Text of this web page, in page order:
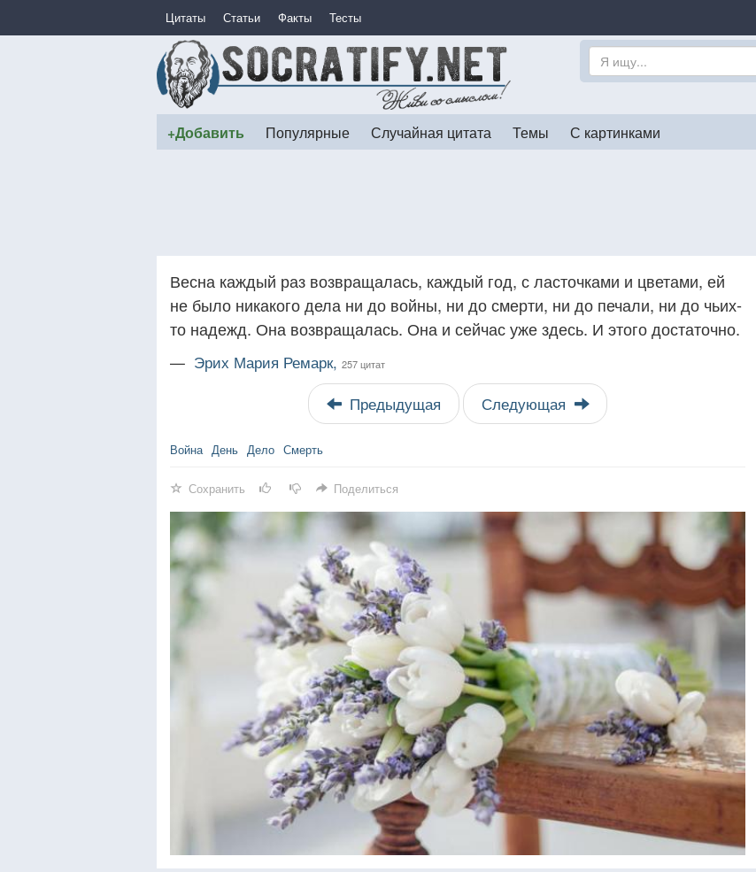
Цитаты Статьи Факты Тесты
+Добавить Популярные Случайная цитата Темы С картинками
Весна каждый раз возвращалась, каждый год, с ласточками и цветами, ей
не было никакого дела ни до войны, ни до смерти, ни до печали, ни до чьих-
то надежд. Она возвращалась. Она и сейчас уже здесь. И этого достаточно.
— Эрих Мария Ремарк, 257 цитат
Предыдущая Следующая
Война День Дело Смерть
Сохранить Поделиться